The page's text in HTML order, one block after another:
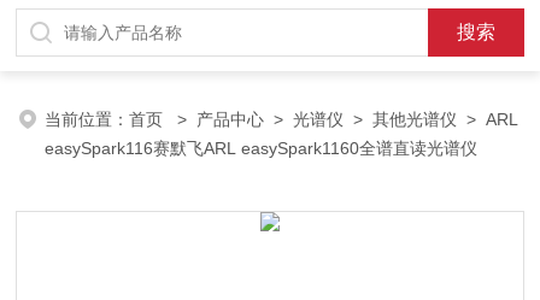
阀件、进样器、色谱担体），顶空进样器，热解析仪，紫外分光光度
计，原子吸收分光光度计，傅立叶红外光谱仪，分析天平等常规实验
当前位置：首页 > 产品中心 >光谱仪 >其他光谱仪 > ARL
easySpark116赛默飞ARL easySpark1160全谱直读光谱仪